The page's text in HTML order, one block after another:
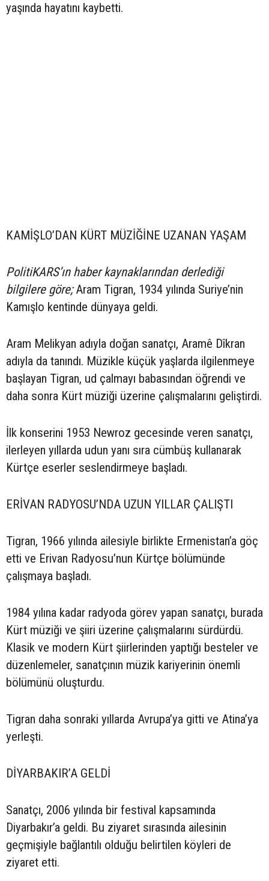
yaşında hayatını kaybetti.
KAMİŞLO’DAN KÜRT MÜZİĞİNE UZANAN YAŞAM
PolitiKARS’ın haber kaynaklarından derlediği
bilgilere göre;Aram Tigran, 1934 yılında Suriye’nin
Kamışlo kentinde dünyaya geldi.
Aram Melikyan adıyla doğan sanatçı, Aramê Dîkran
adıyla da tanındı. Müzikle küçük yaşlarda ilgilenmeye
başlayan Tigran, ud çalmayı babasından öğrendi ve
daha sonra Kürt müziği üzerine çalışmalarını geliştirdi.
İlk konserini 1953 Newroz gecesinde veren sanatçı,
ilerleyen yıllarda udun yanı sıra cümbüş kullanarak
Kürtçe eserler seslendirmeye başladı.
ERİVAN RADYOSU’NDA UZUN YILLAR ÇALIŞTI
Tigran, 1966 yılında ailesiyle birlikte Ermenistan’a göç
etti ve Erivan Radyosu’nun Kürtçe bölümünde
çalışmaya başladı.
1984 yılına kadar radyoda görev yapan sanatçı, burada
Kürt müziği ve şiiri üzerine çalışmalarını sürdürdü.
Klasik ve modern Kürt şiirlerinden yaptığı besteler ve
düzenlemeler, sanatçının müzik kariyerinin önemli
bölümünü oluşturdu.
Tigran daha sonraki yıllarda Avrupa’ya gitti ve Atina’ya
yerleşti.
DİYARBAKIR’A GELDİ
Sanatçı, 2006 yılında bir festival kapsamında
Diyarbakır’a geldi. Bu ziyaret sırasında ailesinin
geçmişiyle bağlantılı olduğu belirtilen köyleri de
ziyaret etti.